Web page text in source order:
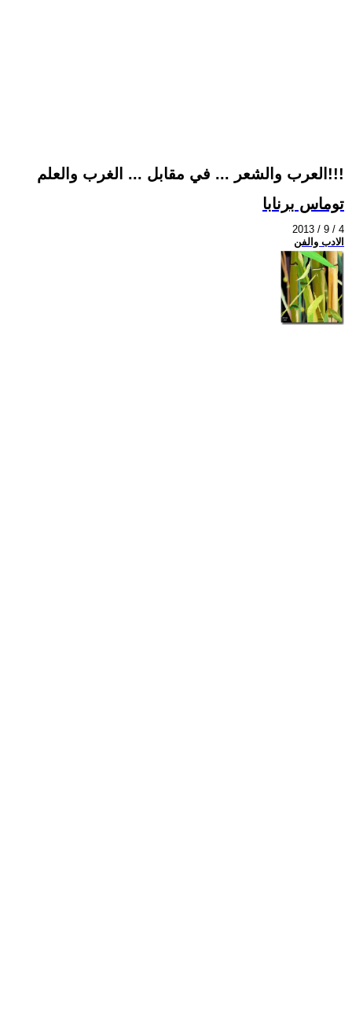
العرب والشعر ... في مقابل ... الغرب والعلم!!!
توماس برنابا
2013 / 9 / 4
الادب والفن